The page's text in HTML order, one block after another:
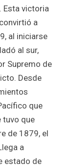
Esta victoria
a
al iniciarse
al sur,
Supremo de
Desde
que
tuvo que
de 1879, el
a
estado de